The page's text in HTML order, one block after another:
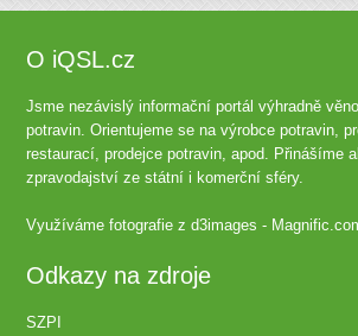
O iQSL.cz
Jsme nezávislý informační portál výhradně
potravin. Orientujeme se na výrobce potravin,
restaurací, prodejce potravin, apod. Přinášíme
zpravodajství ze státní i komerční sféry.
Využíváme fotografie zd3images -
Odkazy na zdroje
SZPI